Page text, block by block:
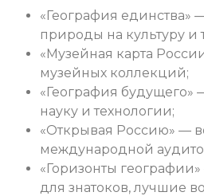
«География единства»
природы на культуру и
«Музейная карта
музейных коллекций;
«География будущего»
науку и технологии;
«Открывая Россию» —
международной
«Горизонты
для знатоков, лучшие